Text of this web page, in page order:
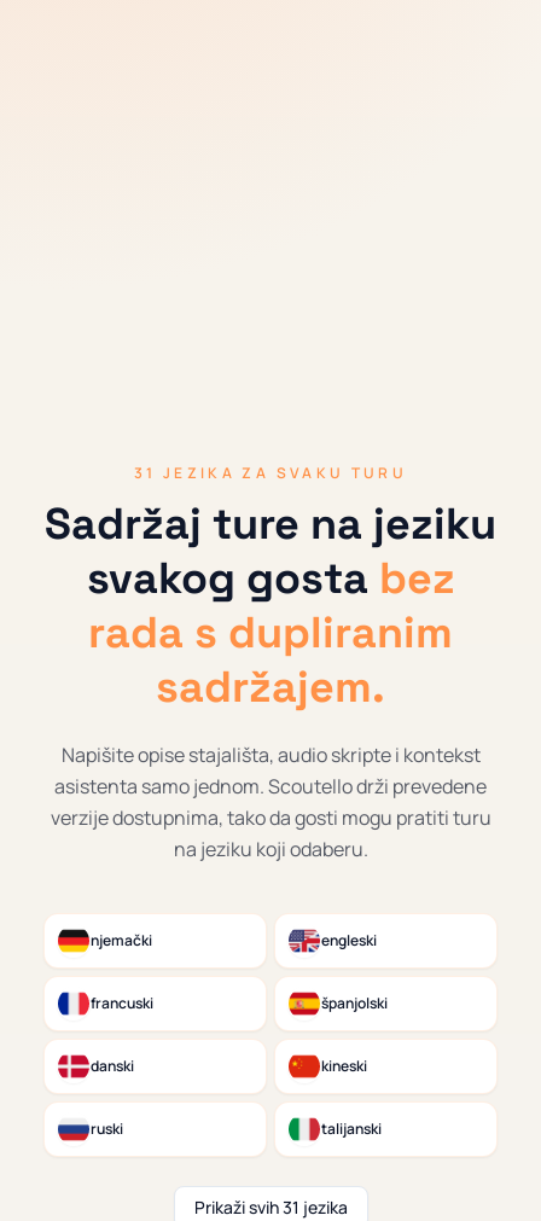
31 JEZIKA ZA SVAKU TURU
Sadržaj ture na jeziku
svakog gosta bez
rada s dupliranim
sadržajem.
Napišite opise stajališta, audio skripte i kontekst
asistenta samo jednom. Scoutello drži prevedene
verzije dostupnima, tako da gosti mogu pratiti turu
na jeziku koji odaberu.
njemački engleski
francuski španjolski
danski kineski
ruski talijanski
Prikaži svih 31 jezika